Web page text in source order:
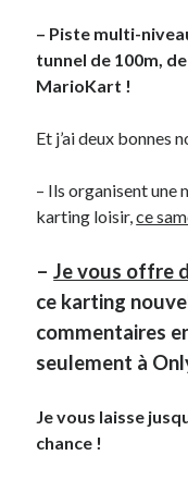
– Piste multi-
tunnel de 100m,
MarioKart !
Et j’ai deux bonnes
– Ils organisent une
karting loisir,ce
–Je vous offre
ce karting
commentaires
seulement à
Je vous laisse
chance !